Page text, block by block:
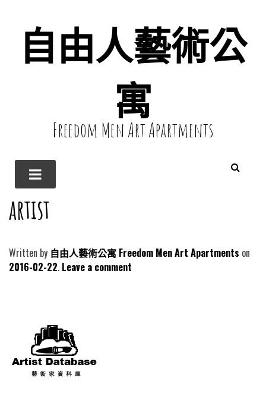
自由人藝術公
寓
Freedom Men Art Apartments
artist
Written by 自由人藝術公寓 Freedom Men Art Apartments
2016-02-22 Leave a comment